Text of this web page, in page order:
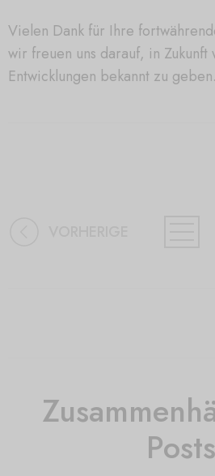
Vielen Dank für Ihre
wir freuen uns darauf, in
Entwicklungen bekannt zu geben.
Posts